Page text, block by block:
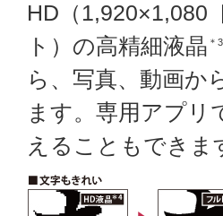
HD（1,920×1,080
ト）の高精細液晶 ＊3
ら、写真、動画か
ます。専用アプリ
えることもできま